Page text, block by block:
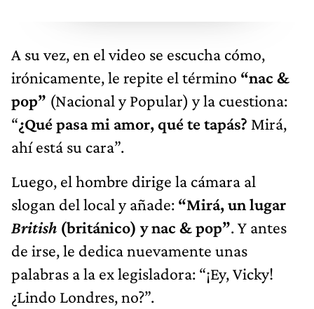
A su vez, en el video se escucha cómo,
irónicamente, le repite el término “nac &
pop” (Nacional y Popular) y la cuestiona:
“¿Qué pasa mi amor, qué te tapás? Mirá,
ahí está su cara”.
Luego, el hombre dirige la cámara al
slogan del local y añade: “Mirá, un lugar
British (británico) y nac & pop”. Y antes
de irse, le dedica nuevamente unas
palabras a la ex legisladora: “¡Ey, Vicky!
¿Lindo Londres, no?”.